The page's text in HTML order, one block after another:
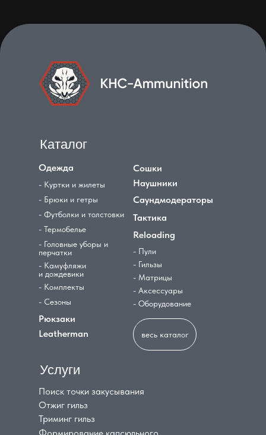
Каталог
Одежда
- Куртки и жилеты
- Брюки и гетры
- Футболки и толстовки
- Термобелье
- Головные уборы и
перчатки
- Камуфляжи
и дождевики
- Комплекты
- Сезоны
Рюкзаки
Leatherman
Сошки
Наушники
Саундмодераторы
Тактика
Reloading
- Пули
- Гильзы
- Матрицы
- Аксессуары
- Оборудование
Поиск точки закусывания
Услуги
Отжиг гильз
Триминг гильз
весь каталог